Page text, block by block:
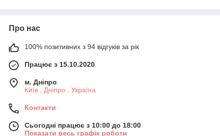
Про нас
100% позитивних з 94 відгуків за рік
Працює з 15.10.2020
м. Дніпро
Київ , Дніпро , Україна
Контакти
Сьогодні працює з 10:00 до 18:00
Показати весь графік роботи